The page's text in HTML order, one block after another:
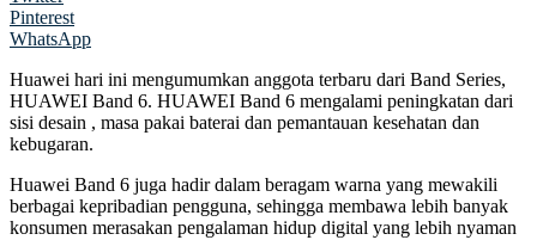
Pinterest
WhatsApp
Huawei hari ini mengumumkan anggota terbaru dari Band Series,
HUAWEI Band 6. HUAWEI Band 6 mengalami peningkatan dari
sisi desain , masa pakai baterai dan pemantauan kesehatan dan
kebugaran.
Huawei Band 6 juga hadir dalam beragam warna yang mewakili
berbagai kepribadian pengguna, sehingga membawa lebih banyak
konsumen merasakan pengalaman hidup digital yang lebih nyaman